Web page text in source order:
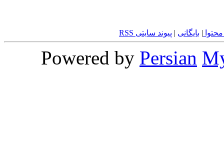
| بایگانی | پیوند سایتی RSS
Powered by Persian